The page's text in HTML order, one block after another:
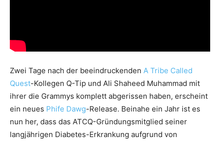
Zwei Tage nach der beeindruckenden A Tribe Called
Quest-Kollegen Q-Tip und Ali Shaheed Muhammad mit
ihrer die Grammys komplett abgerissen haben, erscheint
ein neues Phife Dawg-Release. Beinahe ein Jahr ist es
nun her, dass das ATCQ-Gründungsmitglied seiner
langjährigen Diabetes-Erkrankung aufgrund von